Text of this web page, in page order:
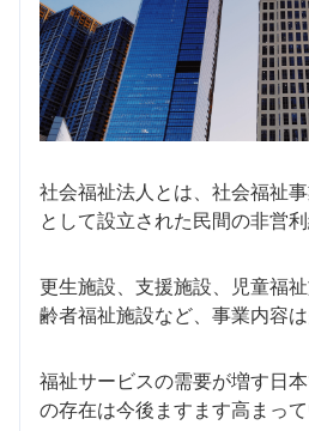
社会福祉法人とは、社会福祉
として設立された民間の非営利
更生施設、支援施設、児童福
齢者福祉施設など、事業内容は
福祉サービスの需要が増す日
の存在は今後ますます高まって